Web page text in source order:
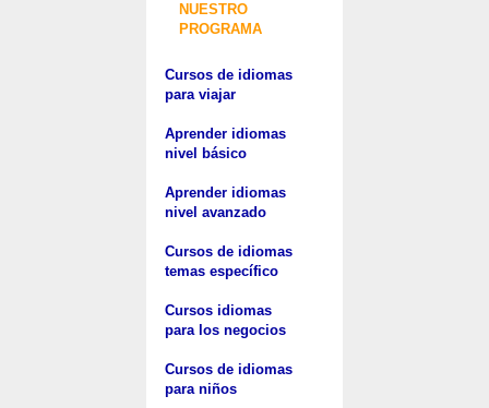
NUESTRO
PROGRAMA
Cursos de idiomas
para viajar
Aprender idiomas
nivel básico
Aprender idiomas
nivel avanzado
Cursos de idiomas
temas específico
Cursos idiomas
para los negocios
Cursos de idiomas
para niños